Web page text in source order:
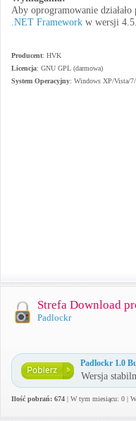
Aby oprogramowanie
.NET Framework w wersji
Producent: HVK
Licencja: GNU GPL (darmowa)
System Operacyjny: Windows XP/Vista/
Strefa Download
Padlockr
Padlockr 1.0
Wersja
Ilość pobrań: 674 | W tym miesiącu: 0 |